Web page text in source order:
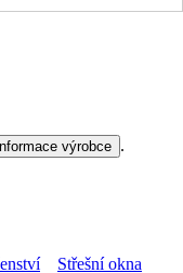
výrobce .
Střešní okna